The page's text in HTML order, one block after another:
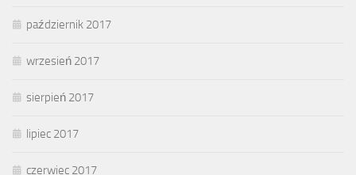
październik 2017
wrzesień 2017
sierpień 2017
lipiec 2017
czerwiec 2017